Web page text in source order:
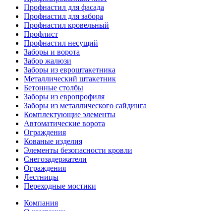
Профнастил для фасада
Профнастил для забора
Профнастил кровельный
Профлист
Профнастил несущий
Заборы и ворота
Забор жалюзи
Заборы из евроштакетника
Металлический штакетник
Бетонные столбы
Заборы из европрофиля
Заборы из металлического сайдинга
Комплектующие элементы
Автоматические ворота
Ограждения
Кованые изделия
Элементы безопасности кровли
Снегозадержатели
Ограждения
Лестницы
Переходные мостики
Компания